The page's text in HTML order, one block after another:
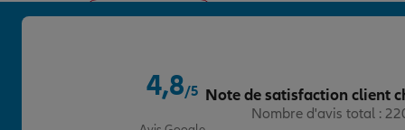
AGENCE LORMONT
4,8/5 Note de satisfaction client
Nombre d'avis total :